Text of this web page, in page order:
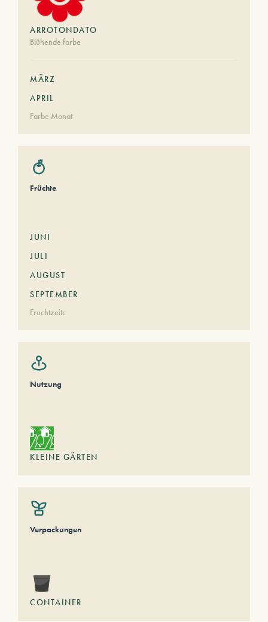
ARROTONDATO
Blühende farbe
MÄRZ
APRIL
Farbe Monat
Früchte
JUNI
JULI
AUGUST
SEPTEMBER
Fruchtzeitc
Nutzung
KLEINE GÄRTEN
Verpackungen
CONTAINER